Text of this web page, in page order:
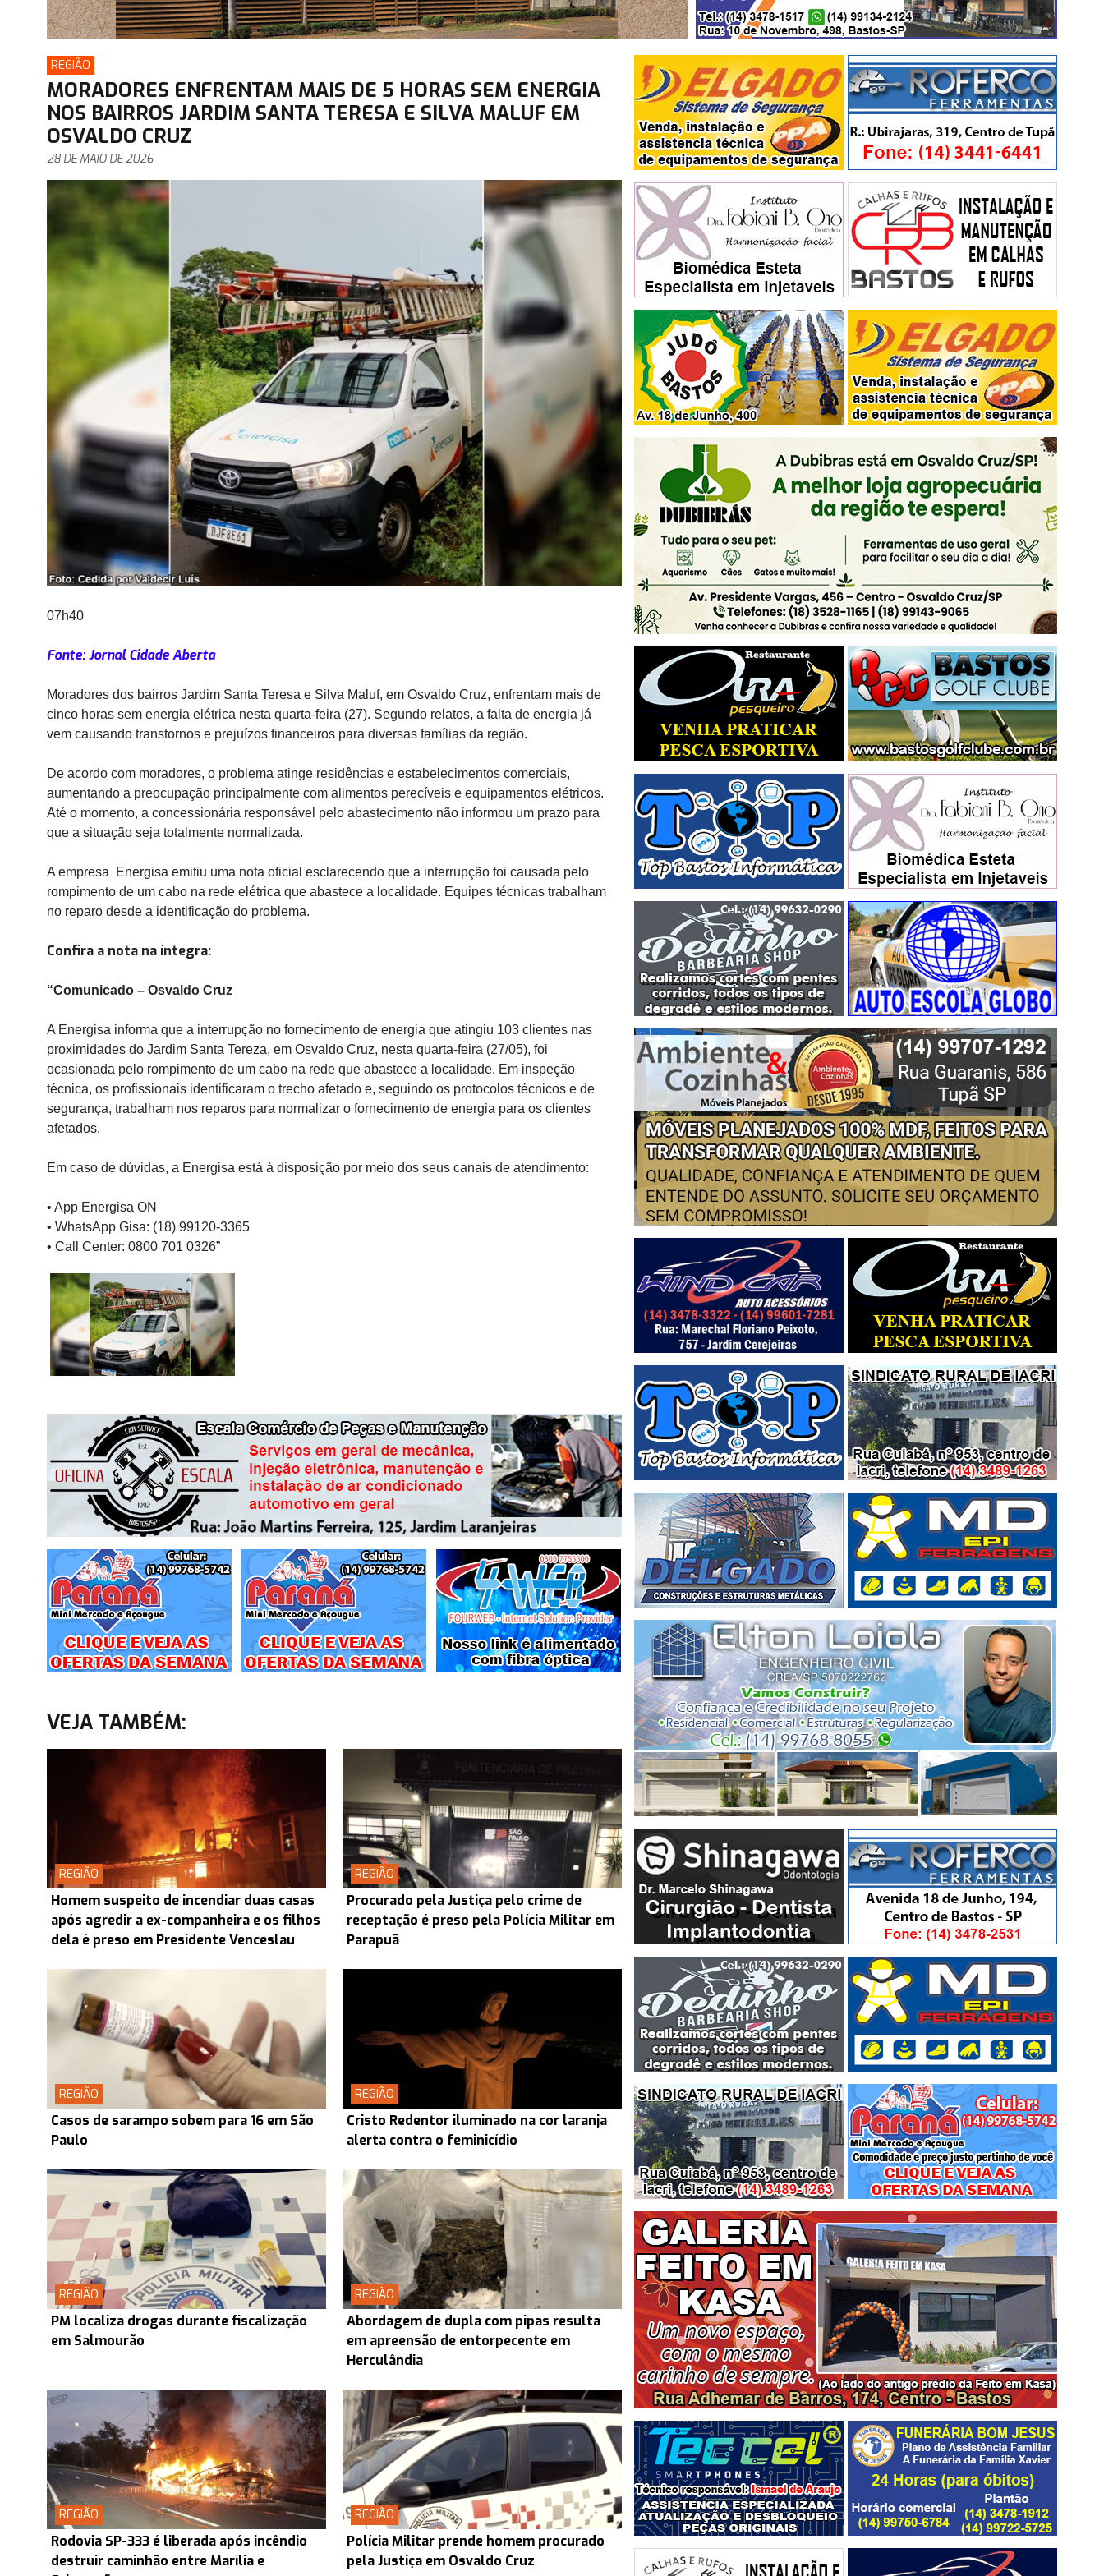
REGIÃO
MORADORES ENFRENTAM MAIS DE 5 HORAS SEM ENERGIA
NOS BAIRROS JARDIM SANTA TERESA E SILVA MALUF EM
OSVALDO CRUZ
28 DE MAIO DE 2026
07h40
Fonte: Jornal Cidade Aberta
Moradores dos bairros Jardim Santa Teresa e Silva Maluf, em Osvaldo Cruz, enfrentam mais de
cinco horas sem energia elétrica nesta quarta-feira (27). Segundo relatos, a falta de energia já
vem causando transtornos e prejuízos financeiros para diversas famílias da região.
De acordo com moradores, o problema atinge residências e estabelecimentos comerciais,
aumentando a preocupação principalmente com alimentos perecíveis e equipamentos elétricos.
Até o momento, a concessionária responsável pelo abastecimento não informou um prazo para
que a situação seja totalmente normalizada.
A empresa Energisa emitiu uma nota oficial esclarecendo que a interrupção foi causada pelo
rompimento de um cabo na rede elétrica que abastece a localidade. Equipes técnicas trabalham
no reparo desde a identificação do problema.
Confira a nota na íntegra:
“Comunicado – Osvaldo Cruz
A Energisa informa que a interrupção no fornecimento de energia que atingiu 103 clientes nas
proximidades do Jardim Santa Tereza, em Osvaldo Cruz, nesta quarta-feira (27/05), foi
ocasionada pelo rompimento de um cabo na rede que abastece a localidade. Em inspeção
técnica, os profissionais identificaram o trecho afetado e, seguindo os protocolos técnicos e de
segurança, trabalham nos reparos para normalizar o fornecimento de energia para os clientes
afetados.
Em caso de dúvidas, a Energisa está à disposição por meio dos seus canais de atendimento:
• App Energisa ON
• WhatsApp Gisa: (18) 99120-3365
• Call Center: 0800 701 0326”
VEJA TAMBÉM:
REGIÃO
Homem suspeito de incendiar duas casas
após agredir a ex-companheira e os filhos
dela é preso em Presidente Venceslau
REGIÃO
Procurado pela Justiça pelo crime de
receptação é preso pela Polícia Militar em
Parapuã
REGIÃO
Casos de sarampo sobem para 16 em São
Paulo
REGIÃO
Cristo Redentor iluminado na cor laranja
alerta contra o feminicídio
REGIÃO
PM localiza drogas durante fiscalização
em Salmourão
REGIÃO
Abordagem de dupla com pipas resulta
em apreensão de entorpecente em
Herculândia
REGIÃO
Rodovia SP-333 é liberada após incêndio
destruir caminhão entre Marília e
REGIÃO
Polícia Militar prende homem procurado
pela Justiça em Osvaldo Cruz